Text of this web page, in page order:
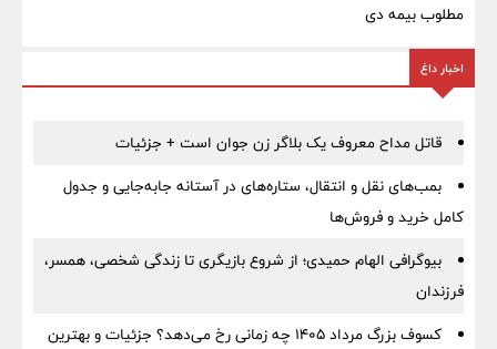
مطلوب بیمه دی
اخبار داغ
قاتل مداح معروف یک بلاگر زن جوان است + جزئیات
بمب‌های نقل و انتقال، ستاره‌های در آستانه جابه‌جایی و جدول
کامل خرید و فروش‌ها
بیوگرافی الهام حمیدی؛ از شروع بازیگری تا زندگی شخصی، همسر،
فرزندان
کسوف بزرگ مرداد ۱۴۰۵ چه زمانی رخ می‌دهد؟ جزئیات و بهترین